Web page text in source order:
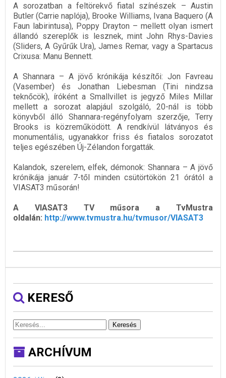
A sorozatban a feltörekvő fiatal színészek – Austin
Butler (Carrie naplója), Brooke Williams, Ivana Baquero (A
Faun labirintusa), Poppy Drayton – mellett olyan ismert
állandó szereplők is lesznek, mint John Rhys-Davies
(Sliders, A Gyűrűk Ura), James Remar, vagy a Spartacus
Crixusa: Manu Bennett.
A Shannara – A jövő krónikája készítői: Jon Favreau
(Vasember) és Jonathan Liebesman (Tini nindzsa
teknőcök), íróként a Smallvillet is jegyző Miles Millar
mellett a sorozat alapjául szolgáló, 20-nál is több
könyvből álló Shannara-regényfolyam szerzője, Terry
Brooks is közreműködött. A rendkívül látványos és
monumentális, ugyanakkor friss és fiatalos sorozatot
teljes egészében Új-Zélandon forgatták.
Kalandok, szerelem, elfek, démonok: Shannara – A jövő
krónikája január 7-től minden csütörtökön 21 órától a
VIASAT3 műsorán!
A VIASAT3 TV műsora a TvMustra
oldalán: http://www.tvmustra.hu/tvmusor/VIASAT3
KERESŐ
Keresés
ARCHÍVUM